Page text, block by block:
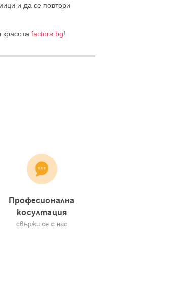
и да се повтори
factors.bg!
Професионална
косултация
свържи се с нас